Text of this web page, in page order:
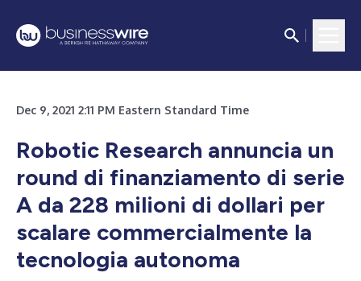
Dec 9, 2021 2:11 PM Eastern Standard Time
Robotic Research annuncia un
round di finanziamento di serie
A da 228 milioni di dollari per
scalare commercialmente la
tecnologia autonoma